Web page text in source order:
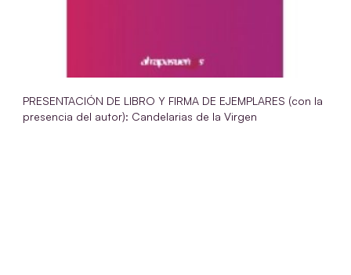
PRESENTACIÓN DE LIBRO Y FIRMA DE EJEMPLARES (con la
presencia del autor): Candelarias de la Virgen